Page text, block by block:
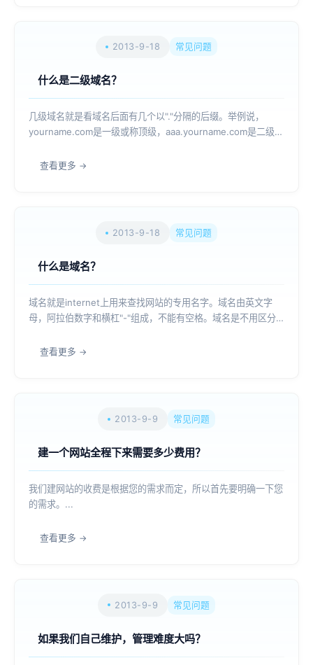
2013-9-18 常见问题
什么是二级域名？
几级域名就是看域名后面有几个以"."分隔的后缀。举例说，
yourname.com是一级或称顶级，aaa.yourname.com是二级。
级……如果你的域名是yourname.com,那么你可...
查看更多
2013-9-18 常见问题
什么是域名？
域名就是internet上用来查找网站的专用名字。域名由英文字
母，阿拉伯数字和横杠"-"组成，不能有空格。域名是不用区分
查看更多
2013-9-9 常见问题
建一个网站全程下来需要多少费用？
我们建网站的收费是根据您的需求而定，所以首先要明确一下您
的需求。...
查看更多
2013-9-9 常见问题
如果我们自己维护，管理难度大吗？